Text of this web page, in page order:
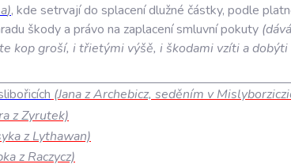
), kde setrvajído splacenídlužné částky, podle
škodya právo na zaplacenísmluvnípokuty (
kopgroší, itřietými výšě, i škodami vzítiadobýti
(Jana z Archebicz, seděním v
z Zyrutek)
z Lythawan)
z Raczycz)